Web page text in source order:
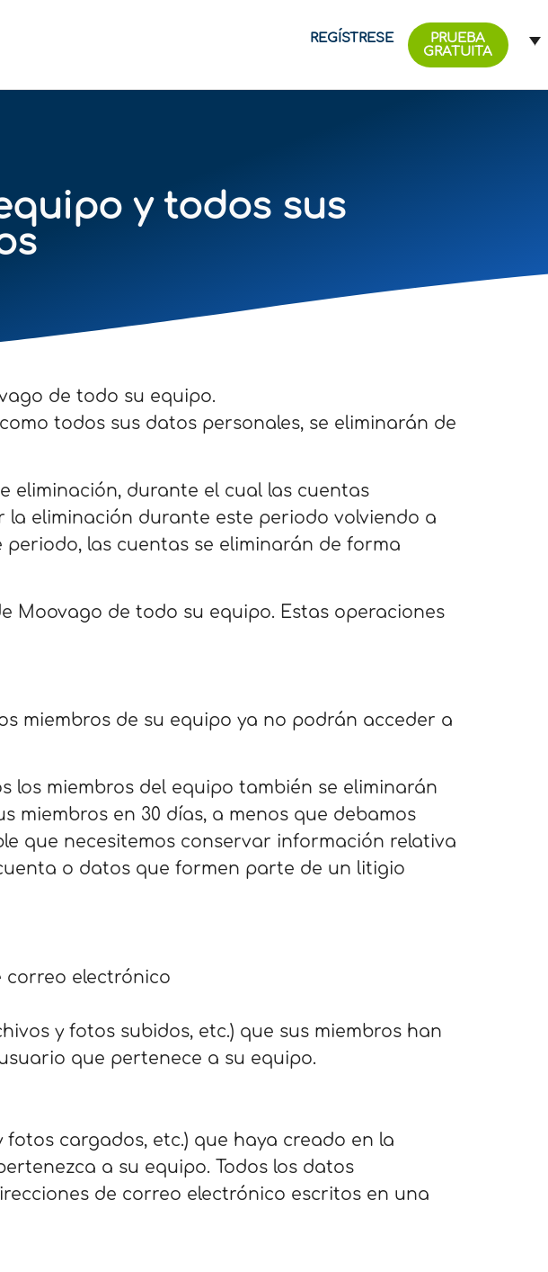
REGÍSTRESE
PRUEBA
GRATUITA
y todos sus
de todo su equipo.
todos sus datos personales, se eliminarán de
eliminación, durante el cual las cuentas
eliminación durante este periodo volviendo a
las cuentas se eliminarán de forma
Moovago de todo su equipo. Estas operaciones
miembros de su equipo ya no podrán acceder a
los miembros del equipo también se eliminarán
miembros en 30 días, a menos que debamos
que necesitemos conservar información relativa
o datos que formen parte de un litigio
correo electrónico
y fotos subidos, etc.) que sus miembros han
que pertenece a su equipo.
cargados, etc.) que haya creado en la
a su equipo. Todos los datos
de correo electrónico escritos en una